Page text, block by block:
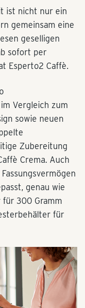
ist nicht nur ein
gemeinsam eine
geselligen
sofort per
Esperto2 Caffè.
Vergleich zum
sowie neuen
Zubereitung
Crema. Auch
genau wie
300 Gramm
für